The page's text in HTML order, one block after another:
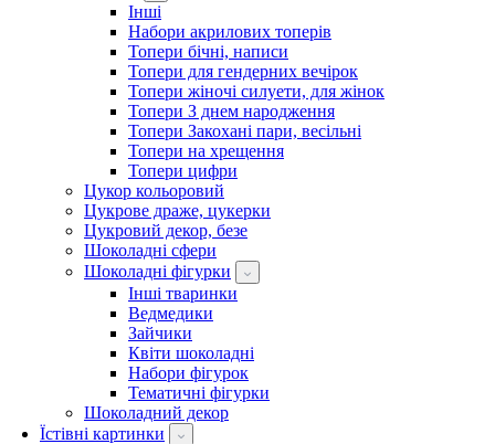
Інші
Набори акрилових топерів
Топери бічні, написи
Топери для гендерних вечірок
Топери жіночі силуети, для жінок
Топери З днем ​​народження
Топери Закохані пари, весільні
Топери на хрещення
Топери цифри
Цукор кольоровий
Цукрове драже, цукерки
Цукровий декор, безе
Шоколадні сфери
Шоколадні фігурки
Інші тваринки
Ведмедики
Зайчики
Квіти шоколадні
Набори фігурок
Тематичні фігурки
Шоколадний декор
Їстівні картинки